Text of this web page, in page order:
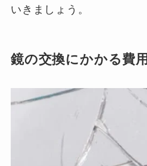
いきましょう。
鏡の交換にかかる費用